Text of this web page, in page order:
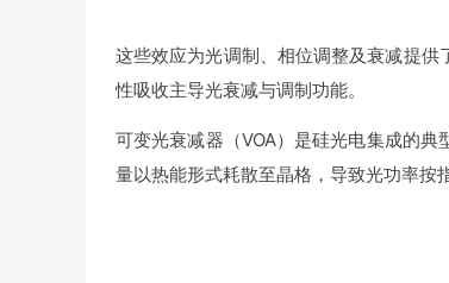
这些效应为光调制、相位调整及衰减提
性吸收主导光衰减与调制功能。
可变光衰减器（VOA）是硅光电集成的
量以热能形式耗散至晶格，导致光功率按